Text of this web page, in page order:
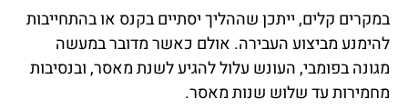
במקרים קלים, ייתכן שההליך יסתיים בקנס או בהתחייבות
להימנע מביצוע העבירה. אולם כאשר מדובר במעשה
מגונה בפומבי, העונש עלול להגיע לשנת מאסר, ובנסיבות
מחמירות עד שלוש שנות מאסר.